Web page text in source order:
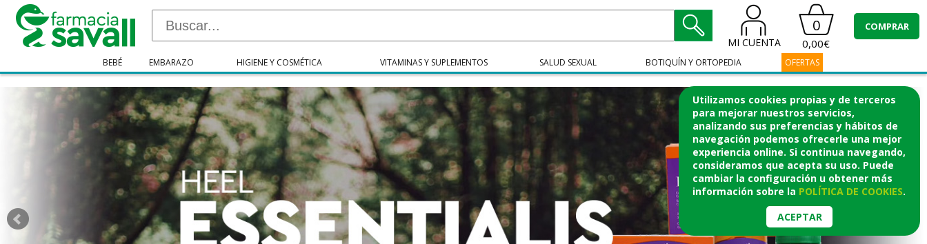
Utilizamos cookies propias y de terceros
para mejorar nuestros servicios,
analizando sus preferencias y hábitos de
navegación podemos ofrecerle una mejor
experiencia online. Si continua navegando,
consideramos que acepta su uso. Puede
cambiar la configuración u obtener más
información sobre la POLÍTICA DE COOKIES.
ACEPTAR
MI CUENTA
0
0,00€
COMPRAR
BEBÉ EMBARAZO HIGIENE Y COSMÉTICA VITAMINAS Y SUPLEMENTOS SALUD SEXUAL BOTIQUÍN Y ORTOPEDIA OFERTAS